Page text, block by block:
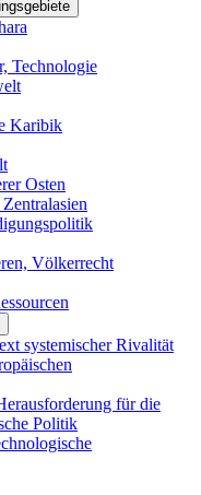
Technologie
Karibik
Osten
Völkerrecht
systemischer Rivalität
für die
Politik